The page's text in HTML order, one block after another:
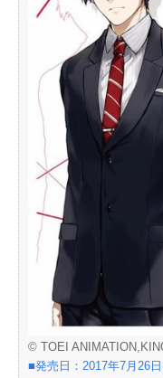
© TOEI
■発売日：2017年7月26